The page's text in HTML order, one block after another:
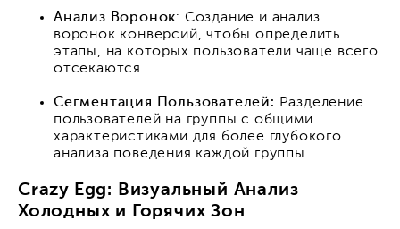
Анализ Воронок: Создание и анализ
воронок конверсий, чтобы определить
этапы, на которых пользователи чаще всего
отсекаются.
Сегментация Пользователей: Разделение
пользователей на группы с общими
характеристиками для более глубокого
анализа поведения каждой группы.
Crazy Egg: Визуальный Анализ
Холодных и Горячих Зон